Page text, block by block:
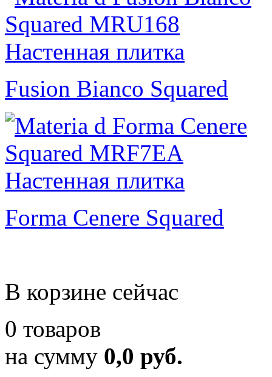
Fusion Bianco Squared
Forma Cenere Squared
В корзине сейчас
0 товаров
на сумму 0,0 руб.